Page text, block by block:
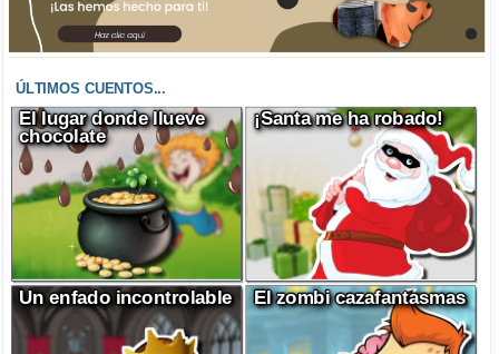
ÚLTIMOS CUENTOS...
El lugar donde llueve
chocolate
¡Santa me ha robado!
Un enfado incontrolable El zombi cazafantasmas